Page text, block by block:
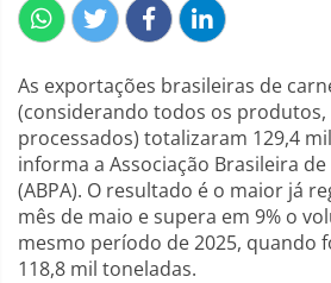
As exportações brasileiras de
(considerando todos os
processados) totalizaram 129,4
informa a Associação Brasileira
(ABPA). O resultado é o maior já
mês de maio e supera em 9% o
mesmo período de 2025, quando
118,8 mil toneladas.